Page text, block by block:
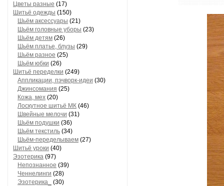
Цветы разные (17)
Шитьё одежды (150)
Шьём аксессуары (21)
Шьём головные уборы (23)
Шьём детям (26)
Шьём платье, блузы (29)
Шьём разное (25)
Шьём юбки (26)
Шитьё переделки (249)
Аппликации, пэчворк-идеи (30)
Джинсомания (25)
Кожа, мех (20)
Лоскутное шитьё МК (46)
Швейные мелочи (31)
Шьём подушки (36)
Шьём текстиль (34)
Шьём-переделываем (27)
Шитьё уроки (40)
Эзотерика (97)
Непознанное (39)
Ченнелинги (28)
Эзотерика_
(30)